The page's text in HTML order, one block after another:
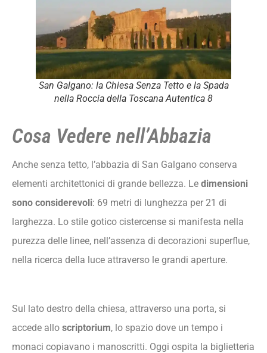
San Galgano: la Chiesa Senza Tetto e la Spada
nella Roccia della Toscana Autentica 8
Cosa Vedere nell’Abbazia
Anche senza tetto, l’abbazia di San Galgano conserva
elementi architettonici di grande bellezza. Le dimensioni
sono considerevoli: 69 metri di lunghezza per 21 di
larghezza. Lo stile gotico cistercense si manifesta nella
purezza delle linee, nell’assenza di decorazioni superflue,
nella ricerca della luce attraverso le grandi aperture.
Sul lato destro della chiesa, attraverso una porta, si
accede allo scriptorium, lo spazio dove un tempo i
monaci copiavano i manoscritti. Oggi ospita la biglietteria